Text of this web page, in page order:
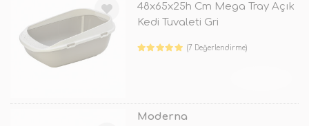
48x65x25h Cm Mega Tray Açık
Kedi Tuvaleti Gri
(7 Değerlendirme)
Moderna